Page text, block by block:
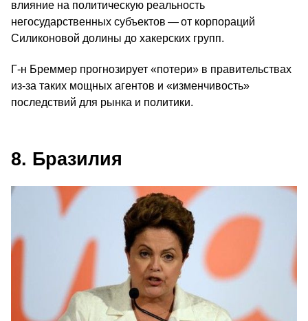
влияние на политическую реальность
негосударственных субъектов — от корпораций
Силиконовой долины до хакерских групп.
Г‑н Бреммер прогнозирует «потери» в правительствах
из-за таких мощных агентов и «изменчивость»
последствий для рынка и политики.
8. Бразилия